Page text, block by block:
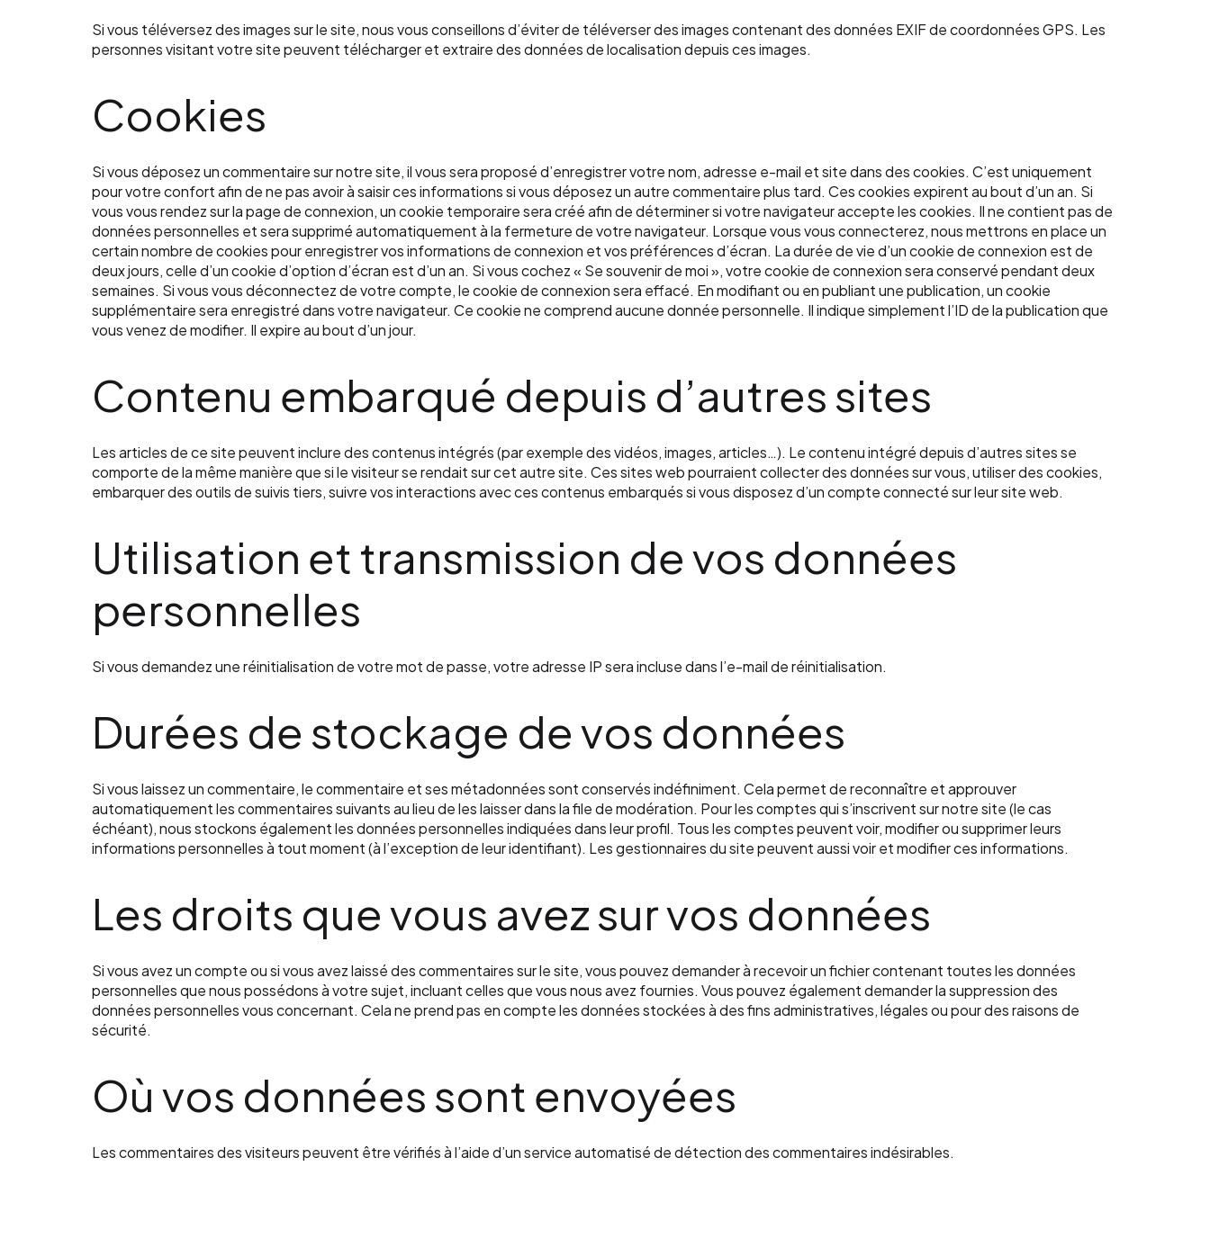
Si vous téléversez des images sur le site, nous vous conseillons d’éviter de téléverser des images contenant des données EXIF de coordonnées GPS. Les
personnes visitant votre site peuvent télécharger et extraire des données de localisation depuis ces images.
Cookies
Si vous déposez un commentaire sur notre site, il vous sera proposé d’enregistrer votre nom, adresse e-mail et site dans des cookies. C’est uniquement
pour votre confort afin de ne pas avoir à saisir ces informations si vous déposez un autre commentaire plus tard. Ces cookies expirent au bout d’un an. Si
vous vous rendez sur la page de connexion, un cookie temporaire sera créé afin de déterminer si votre navigateur accepte les cookies. Il ne contient pas de
données personnelles et sera supprimé automatiquement à la fermeture de votre navigateur. Lorsque vous vous connecterez, nous mettrons en place un
certain nombre de cookies pour enregistrer vos informations de connexion et vos préférences d’écran. La durée de vie d’un cookie de connexion est de
deux jours, celle d’un cookie d’option d’écran est d’un an. Si vous cochez « Se souvenir de moi », votre cookie de connexion sera conservé pendant deux
semaines. Si vous vous déconnectez de votre compte, le cookie de connexion sera effacé. En modifiant ou en publiant une publication, un cookie
supplémentaire sera enregistré dans votre navigateur. Ce cookie ne comprend aucune donnée personnelle. Il indique simplement l’ID de la publication que
vous venez de modifier. Il expire au bout d’un jour.
Contenu embarqué depuis d’autres sites
Les articles de ce site peuvent inclure des contenus intégrés (par exemple des vidéos, images, articles…). Le contenu intégré depuis d’autres sites se
comporte de la même manière que si le visiteur se rendait sur cet autre site. Ces sites web pourraient collecter des données sur vous, utiliser des cookies,
embarquer des outils de suivis tiers, suivre vos interactions avec ces contenus embarqués si vous disposez d’un compte connecté sur leur site web.
Utilisation et transmission de vos données
personnelles
Si vous demandez une réinitialisation de votre mot de passe, votre adresse IP sera incluse dans l’e-mail de réinitialisation.
Durées de stockage de vos données
Si vous laissez un commentaire, le commentaire et ses métadonnées sont conservés indéfiniment. Cela permet de reconnaître et approuver
automatiquement les commentaires suivants au lieu de les laisser dans la file de modération. Pour les comptes qui s’inscrivent sur notre site (le cas
échéant), nous stockons également les données personnelles indiquées dans leur profil. Tous les comptes peuvent voir, modifier ou supprimer leurs
informations personnelles à tout moment (à l’exception de leur identifiant). Les gestionnaires du site peuvent aussi voir et modifier ces informations.
Les droits que vous avez sur vos données
Si vous avez un compte ou si vous avez laissé des commentaires sur le site, vous pouvez demander à recevoir un fichier contenant toutes les données
personnelles que nous possédons à votre sujet, incluant celles que vous nous avez fournies. Vous pouvez également demander la suppression des
données personnelles vous concernant. Cela ne prend pas en compte les données stockées à des fins administratives, légales ou pour des raisons de
sécurité.
Où vos données sont envoyées
Les commentaires des visiteurs peuvent être vérifiés à l’aide d’un service automatisé de détection des commentaires indésirables.